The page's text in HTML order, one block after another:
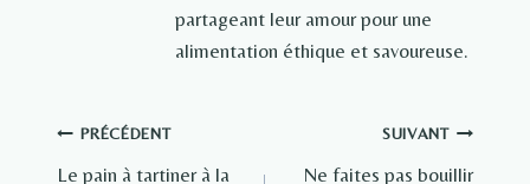
partageant leur amour pour une
alimentation éthique et savoureuse.
Navigation
PRÉCÉDENT
Le pain à tartiner à la
SUIVANT
Ne faites pas bouillir